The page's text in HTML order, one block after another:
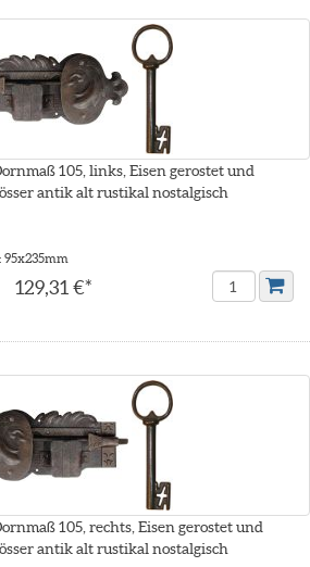
105, links, Eisen gerostet und
antik alt rustikal nostalgisch
95x235mm
129,31 €*
105, rechts, Eisen gerostet und
antik alt rustikal nostalgisch